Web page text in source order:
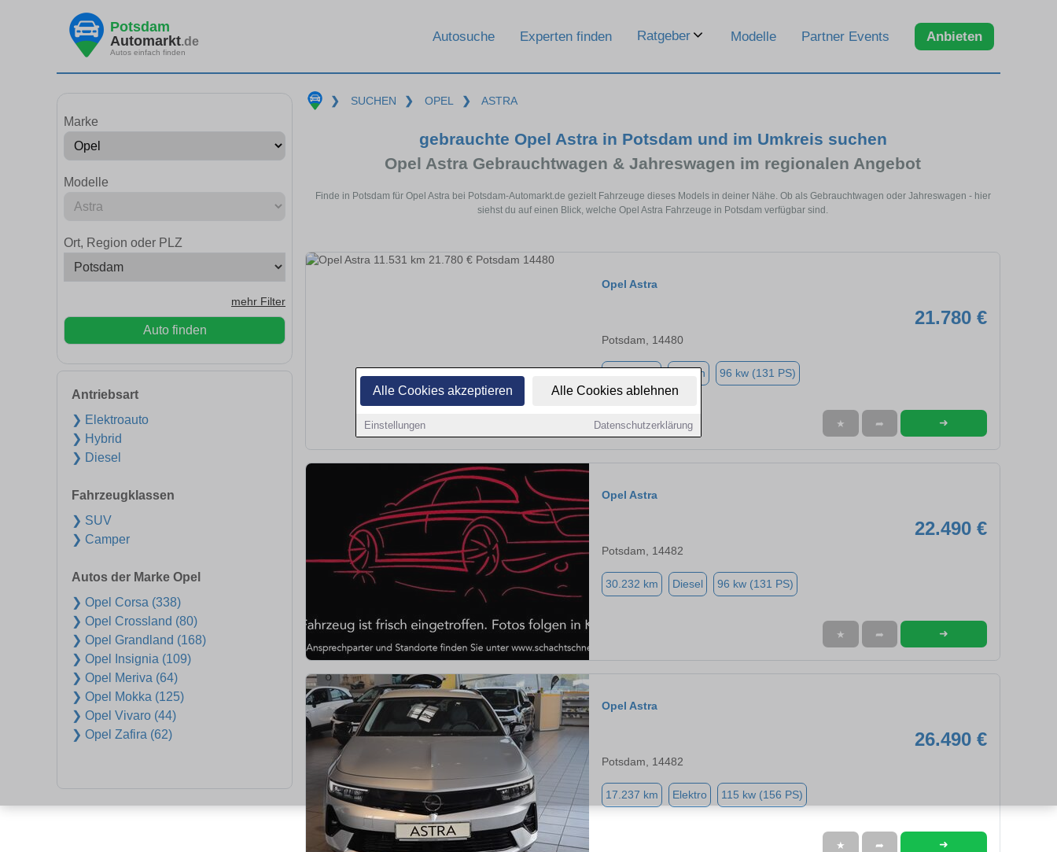
Alle Cookies akzeptieren Alle Cookies ablehnen
Einstellungen Datenschutzerklärung
Potsdam
Automarkt.de
Autos einfach finden
Autosuche Experten finden Ratgeber Modelle Partner Events Anbieten
Marke
Modelle
Ort, Region oder PLZ
mehr Filter
Auto finden
Antriebsart
❯ Elektroauto
❯ Hybrid
❯ Diesel
Fahrzeugklassen
❯ SUV
❯ Camper
Autos der Marke Opel
❯ Opel Corsa (338)
❯ Opel Crossland (80)
❯ Opel Grandland (168)
❯ Opel Insignia (109)
❯ Opel Meriva (64)
❯ Opel Mokka (125)
❯ Opel Vivaro (44)
❯ Opel Zafira (62)
❯ SUCHEN ❯ OPEL ❯ ASTRA
gebrauchte Opel Astra in Potsdam und im Umkreis suchen
Opel Astra Gebrauchtwagen & Jahreswagen im regionalen Angebot
Finde in Potsdam für Opel Astra bei Potsdam-Automarkt.de gezielt Fahrzeuge dieses Models in deiner Nähe. Ob als Gebrauchtwagen oder Jahreswagen - hier
siehst du auf einen Blick, welche Opel Astra Fahrzeuge in Potsdam verfügbar sind.
Opel Astra
21.780 €
Potsdam, 14480
Benzin 96 kw (131 PS)
★ ➦ ➜
Opel Astra
22.490 €
Potsdam, 14482
30.232 km Diesel 96 kw (131 PS)
★ ➦ ➜
Opel Astra
26.490 €
Potsdam, 14482
17.237 km Elektro 115 kw (156 PS)
★ ➦ ➜